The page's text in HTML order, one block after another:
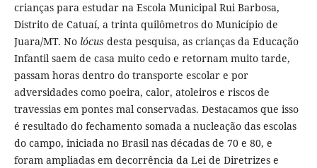
crianças para estudar na Escola Municipal Rui Barbosa,
Distrito de Catuaí, a trinta quilômetros do Município de
Juara/MT. No lócus desta pesquisa, as crianças da Educação
Infantil saem de casa muito cedo e retornam muito tarde,
passam horas dentro do transporte escolar e por
adversidades como poeira, calor, atoleiros e riscos de
travessias em pontes mal conservadas. Destacamos que isso
é resultado do fechamento somada a nucleação das escolas
do campo, iniciada no Brasil nas décadas de 70 e 80, e
foram ampliadas em decorrência da Lei de Diretrizes e